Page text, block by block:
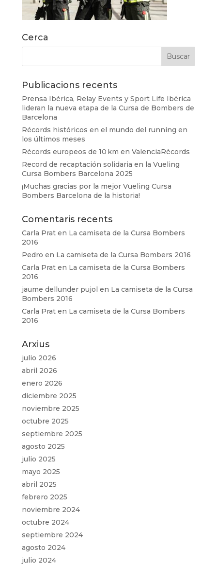
Cerca
Publicacions recents
Prensa Ibérica, Relay Events y Sport Life Ibérica
lideran la nueva etapa de la Cursa de Bombers de
Barcelona
Récords históricos en el mundo del running en
los últimos meses
Récords europeos de 10 km en ValenciaRècords
Record de recaptación solidaria en la Vueling
Cursa Bombers Barcelona 2025
¡Muchas gracias por la mejor Vueling Cursa
Bombers Barcelona de la historia!
Comentaris recents
Carla Praten La camiseta de la Cursa Bombers
2016
Pedro en La camiseta de la Cursa Bombers 2016
Carla Praten La camiseta de la Cursa Bombers
2016
jaume dellunder pujol en La camiseta de la Cursa
Bombers 2016
Carla Praten La camiseta de la Cursa Bombers
2016
Arxius
julio 2026
abril 2026
enero 2026
diciembre 2025
noviembre 2025
octubre 2025
septiembre 2025
agosto 2025
julio 2025
mayo 2025
abril 2025
febrero 2025
noviembre 2024
octubre 2024
septiembre 2024
agosto 2024
julio 2024